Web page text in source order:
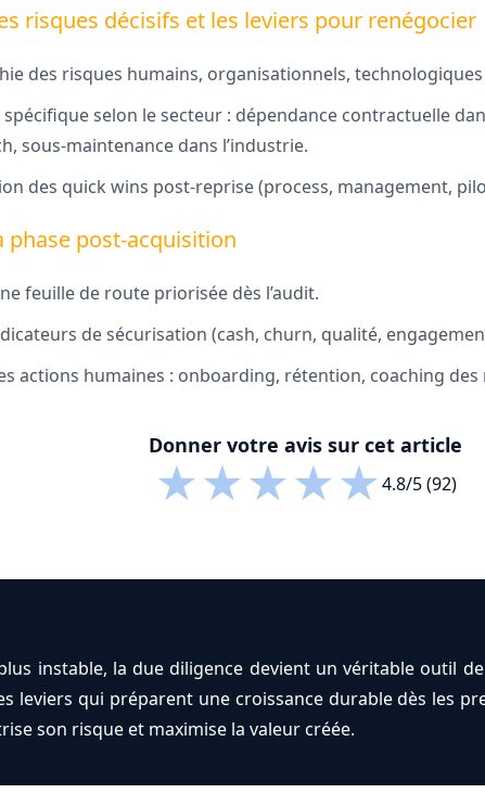
risques décisifs et les leviers pour renégocier
des risques humains, organisationnels,
spécifique selon le secteur : dépendance contractuelle
sous-maintenance dans l’industrie.
des quick wins post-reprise (process, management,
phase post-acquisition
feuille de route priorisée dès l’audit.
de sécurisation (cash, churn, qualité,
actions humaines : onboarding, rétention, coaching des
Donner votre avis sur cet article
★★★★★4.8/5 (92)
instable, la due diligence devient un véritable outil
leviers qui préparent une croissance durable dès les
son risque et maximise la valeur créée.